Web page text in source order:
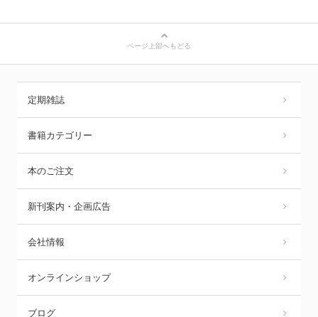
ページ上部へもどる
定期雑誌
書籍カテゴリー
本のご注文
新刊案内・企画広告
会社情報
オンラインショップ
ブログ